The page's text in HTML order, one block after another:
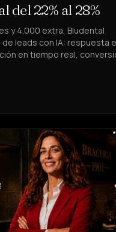
del 22% al 28%
y 4.000 extra, Bludental
leads con IA: respuesta
en tiempo real,